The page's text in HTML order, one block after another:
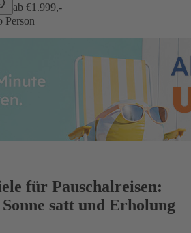
ab €1.999,-
Person
für Pauschalreisen:
satt und Erholung